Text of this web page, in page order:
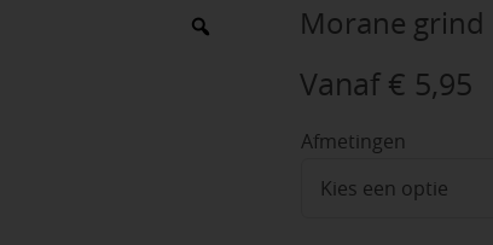
Morane grind
Vanaf € 5,95
Afmetingen